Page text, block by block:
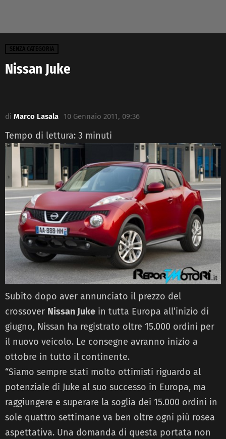
SENZA CATEGORIA
Nissan Juke
di Marco Lasala 10 Gennaio 2011, 09:36
Tempo di lettura: 3 minuti
Subito dopo aver annunciato il prezzo del
crossover Nissan Juke in tutta Europa all’inizio di
giugno, Nissan ha registrato oltre 15.000 ordini per
il nuovo veicolo. Le consegne avranno inizio a
ottobre in tutto il continente.
“Siamo sempre stati molto ottimisti riguardo al
potenziale di Juke al suo successo in Europa, ma
raggiungere e superare la soglia dei 15.000 ordini in
sole quattro settimane va ben oltre ogni più rosea
aspettativa. Una domanda di questa portata non